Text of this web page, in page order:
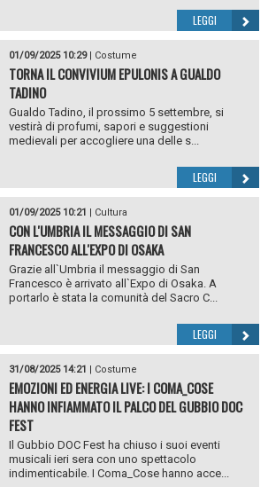
LEGGI
01/09/2025 10:29| Costume
TORNA IL CONVIVIUM EPULONIS A GUALDO
TADINO
Gualdo Tadino, il prossimo 5 settembre, si
vestirà di profumi, sapori e suggestioni
medievali per accogliere una delle s...
LEGGI
01/09/2025 10:21 | Cultura
CON L'UMBRIA IL MESSAGGIO DI SAN
FRANCESCO ALL'EXPO DI OSAKA
Grazie all`Umbria il messaggio di San
Francesco è arrivato all`Expo di Osaka. A
portarlo è stata la comunità del Sacro C...
LEGGI
31/08/2025 14:21 | Costume
EMOZIONI ED ENERGIA LIVE: I COMA_COSE
HANNO INFIAMMATO IL PALCO DEL GUBBIO DOC
FEST
Il Gubbio DOC Fest ha chiuso i suoi eventi
musicali ieri sera con uno spettacolo
indimenticabile. I Coma_Cose hanno acce...